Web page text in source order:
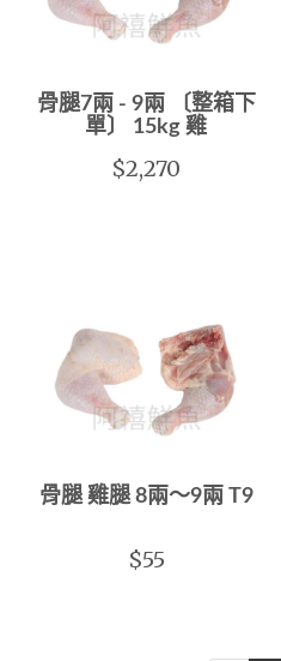
骨腿7兩 - 9兩 〔整箱下
單〕 15kg 雞
$2,270
骨腿 雞腿 8兩～9兩 T9
$55